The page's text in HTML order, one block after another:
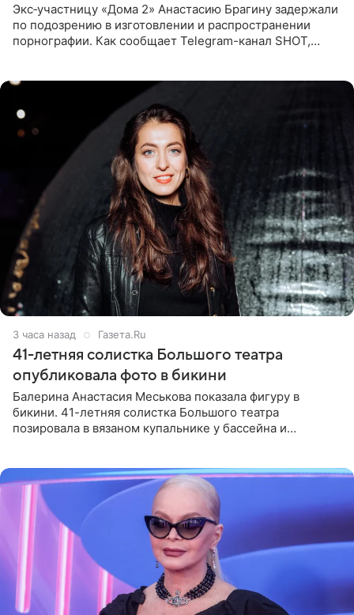
Экс‑участницу «Дома 2» Анастасию Брагину задержали
по подозрению в изготовлении и распространении
порнографии. Как сообщает Telegram-канал SHOT,
3 часа назад Газета.Ru
41-летняя солистка Большого театра
опубликовала фото в бикини
Балерина Анастасия Меськова показала фигуру в
бикини. 41-летняя солистка Большого театра
позировала в вязаном купальнике у бассейна и